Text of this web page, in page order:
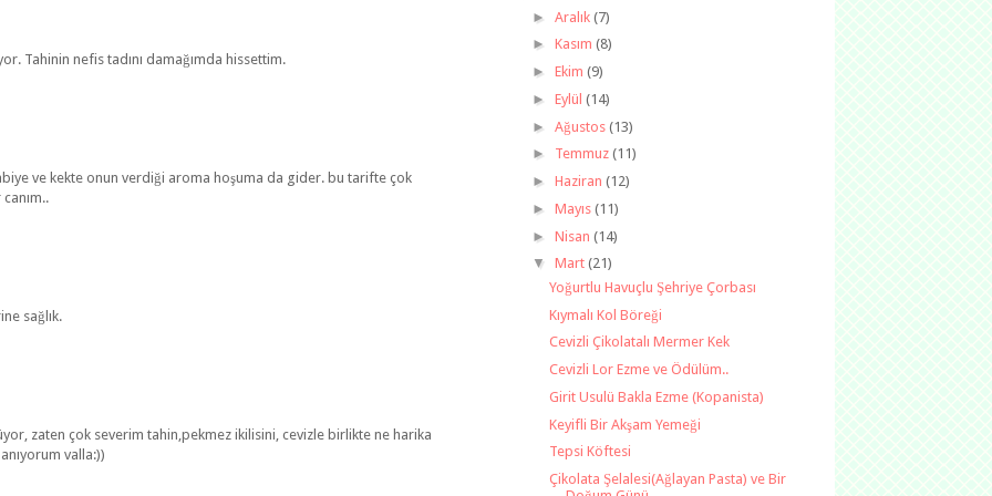
Tahinin nefis tadını damağımda hissettim.
ve kekte onun verdiği aroma hoşuma da gider. bu tarifte çok
sağlık.
zaten çok severim tahin,pekmez ikilisini, cevizle birlikte ne harika
valla:))
► Aralık (7)
► Kasım (8)
► Ekim (9)
► Eylül (14)
► Ağustos (13)
► Temmuz (11)
► Haziran (12)
► Mayıs (11)
► Nisan (14)
▼ Mart (21)
Yoğurtlu Havuçlu Şehriye Çorbası
Kıymalı Kol Böreği
Cevizli Çikolatalı Mermer Kek
Cevizli Lor Ezme ve Ödülüm..
Girit Usulü Bakla Ezme (Kopanista)
Keyifli Bir Akşam Yemeği
Tepsi Köftesi
Çikolata Şelalesi(Ağlayan Pasta) ve Bir